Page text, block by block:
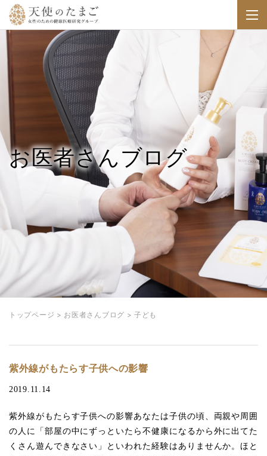
お医者さんブログ
トップページ > お医者さんブログ > 子ども
紫外線がもたらす子供への影響
2019.11.14
紫外線がもたらす子供への影響あなたは子供の頃、両親や周囲
の人に「部屋の中にずっといたら不健康になるから外に出てた
くさん遊んできなさい」といわれた経験はありませんか。ほと